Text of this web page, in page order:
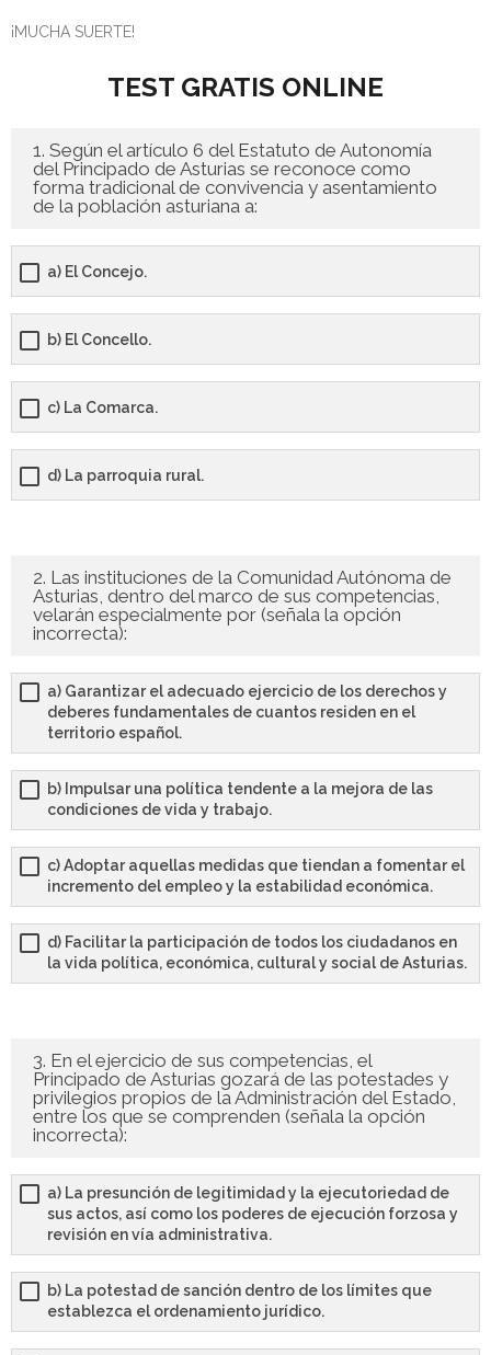
- - OPOSICIÓN Celador SAS – 2025
- - OPOSICIÓN Auxiliar Administrativo de la Junta de
- - OPOSICIÓN Administrativo de la Junta de Andalucía –
2024
- Aragón
- - TEST de Auxiliar Administrativo DGA Aragón 2026
- - TEST de Administrativo DGA Aragón 2026
- - OPOSICIÓN Auxiliar Administrativo Universidad
- Castilla-La Mancha
- - OPOSICIÓN Auxiliar de Enfermería TCAE SESCAM,
Castilla-La Mancha – Libre – 2025
- - OPOSICIÓN Celador SESCAM – Libre – 2025
- - OPOSICIÓN Enfermero SESCAM – Libre – 2025
- - OPOSICIÓN Cuerpo Auxiliar Administración General
Castilla La – Mancha, turno libre – 2025
- Comun. Madrid
- - TEST de Auxiliar Administrativo Comunidad de
Madrid 2026
- - TEST de Administrativo Comunidad de Madrid 2026
- - TEST de Auxiliar Administrativo Generalitat Valenciana
2026
- - Oposición ADMINISTRATIVO de la GENERALITAT
VALENCIANA – Turno Libre 2025
Tu Carrito
FAQS – Preguntas Frecuentes
¡MUCHA SUERTE!
TEST GRATIS ONLINE
1. Según el artículo 6 del Estatuto de Autonomía
del Principado de Asturias se reconoce como
forma tradicional de convivencia y asentamiento
de la población asturiana a:
a) El Concejo.
b) El Concello.
c) La Comarca.
d) La parroquia rural.
2. Las instituciones de la Comunidad Autónoma de
Asturias, dentro del marco de sus competencias,
velarán especialmente por (señala la opción
incorrecta):
a) Garantizar el adecuado ejercicio de los derechos y
deberes fundamentales de cuantos residen en el
territorio español.
b) Impulsar una política tendente a la mejora de las
condiciones de vida y trabajo.
c) Adoptar aquellas medidas que tiendan a fomentar el
incremento del empleo y la estabilidad económica.
d) Facilitar la participación de todos los ciudadanos en
la vida política, económica, cultural y social de Asturias.
3. En el ejercicio de sus competencias, el
Principado de Asturias gozará de las potestades y
privilegios propios de la Administración del Estado,
entre los que se comprenden (señala la opción
incorrecta):
a) La presunción de legitimidad y la ejecutoriedad de
sus actos, así como los poderes de ejecución forzosa y
revisión en vía administrativa.
b) La potestad de sanción dentro de los límites que
establezca el ordenamiento jurídico.